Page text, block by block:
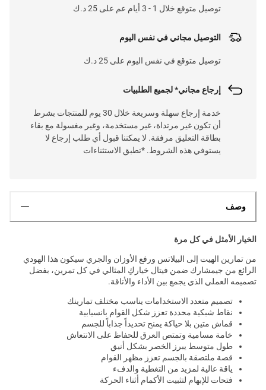
توصيل متوقع خلال 1 - 3 أيام عم على 25 د.ك
التوصيل مجاني في نفس اليوم
توصيل متوقع في نفس اليوم على 25 د.ك
إرجاع مجاني* لجميع الطلبيات
خدمة إرجاع سهلة وسريعة خلال 30 يوم للمنتجات بشرط
أن تكون غير مرتداة، غير مستخدمة، وغير مغسولة مع بقاء
بطاقة التعليق مرفقة. لا يمكننا قبول أي طلب إرجاع لا
يستوفي هذه الشروط. *تطبق الاستثناءات
وصف
الخيار الأمثل في كل مرة
من تمارين الهيت إلى البيلاتس ورفع الأوزان والجري سيكون هذا الهودي
الرائع من جيمشارك ضمن فيتال خياركِ المثالي في كل تمرين، بفضل
تصميمه العملي الذي يجمع بين الأداء والأناقة.
تصميم متعدد الاستخدامات يناسب مختلف تمارينك
نقاط شبكية محددة تعزز شكل القوام بانسيابية
قماش متين بلا حياكة يمنح تحديداً جذاباً للجسم
خامة مسامية وتمتص العرق للحفاظ على الانتعاش
طول متوسط يبرز الخصر بشكل أنيق
قصة ملتصقة بالجسم تعزز مظهر القوام
ياقة عالية لمزيد من التغطية والدفء
فتحات للإبهام لتثبيت الأكمام أثناء الحركة